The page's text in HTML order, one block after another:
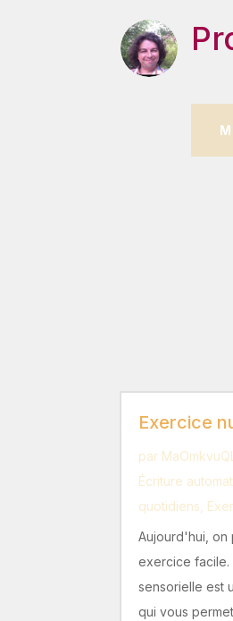
Exercice
par
Écriture
quotidiens
Aujourd'hui, on
exercice facile.
sensorielle est
qui vous